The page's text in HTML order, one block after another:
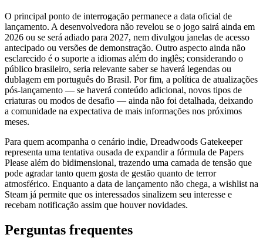
O principal ponto de interrogação permanece a data oficial de
lançamento. A desenvolvedora não revelou se o jogo sairá ainda em
2026 ou se será adiado para 2027, nem divulgou janelas de acesso
antecipado ou versões de demonstração. Outro aspecto ainda não
esclarecido é o suporte a idiomas além do inglês; considerando o
público brasileiro, seria relevante saber se haverá legendas ou
dublagem em português do Brasil. Por fim, a política de atualizações
pós‑lançamento — se haverá conteúdo adicional, novos tipos de
criaturas ou modos de desafio — ainda não foi detalhada, deixando
a comunidade na expectativa de mais informações nos próximos
meses.
Para quem acompanha o cenário indie, Dreadwoods Gatekeeper
representa uma tentativa ousada de expandir a fórmula de Papers
Please além do bidimensional, trazendo uma camada de tensão que
pode agradar tanto quem gosta de gestão quanto de terror
atmosférico. Enquanto a data de lançamento não chega, a wishlist na
Steam já permite que os interessados sinalizem seu interesse e
recebam notificação assim que houver novidades.
Perguntas frequentes